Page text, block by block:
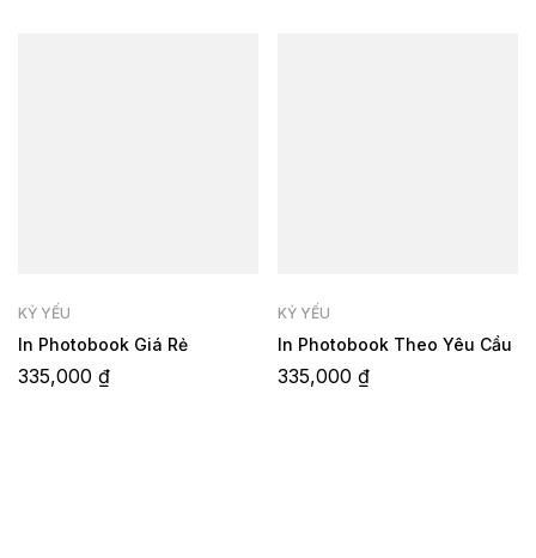
KỶ YẾU
In Photobook Giá Rẻ
335,000 ₫
KỶ YẾU
In Photobook Theo Yêu Cầu
335,000 ₫